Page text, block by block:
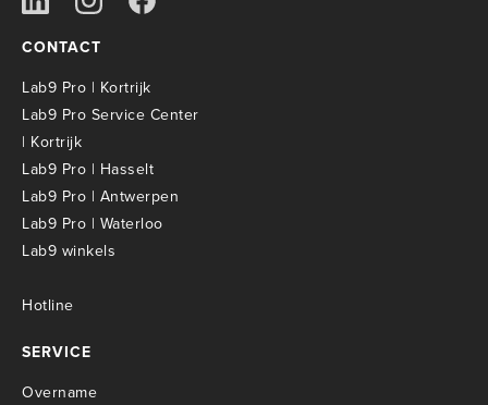
CONTACT
Lab9 Pro | Kortrijk
Lab9 Pro Service Center
| Kortrijk
Lab9 Pro | Hasselt
Lab9 Pro | Antwerpen
Lab9 Pro | Waterloo
Lab9 winkels
Hotline
SERVICE
Overname